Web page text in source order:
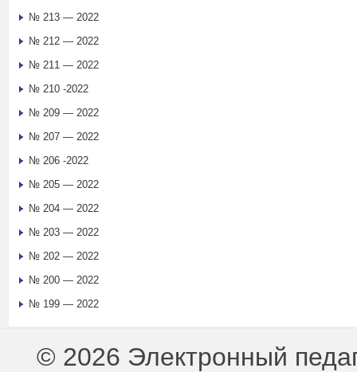
№ 213 — 2022
№ 212 — 2022
№ 211 — 2022
№ 210 -2022
№ 209 — 2022
№ 207 — 2022
№ 206 -2022
№ 205 — 2022
№ 204 — 2022
№ 203 — 2022
№ 202 — 2022
№ 200 — 2022
№ 199 — 2022
© 2026 Электронный